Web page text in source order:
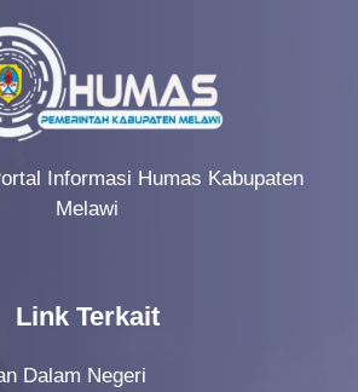
Informasi Humas Kabupaten
Melawi
Link Terkait
Dalam Negeri